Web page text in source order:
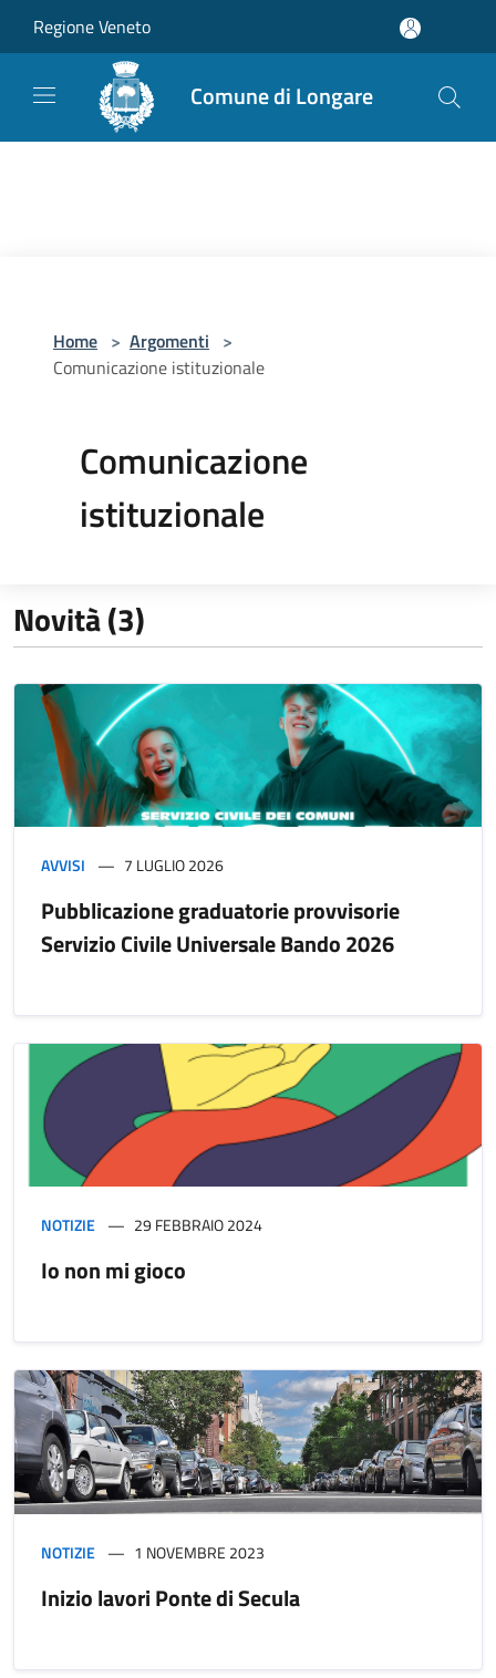
Regione Veneto
Comune di Longare
Home > Argomenti >
Comunicazione istituzionale
Comunicazione
istituzionale
Novità (3)
AVVISI 7 LUGLIO 2026
Pubblicazione graduatorie provvisorie
Servizio Civile Universale Bando 2026
NOTIZIE 29 FEBBRAIO 2024
Io non mi gioco
NOTIZIE 1 NOVEMBRE 2023
Inizio lavori Ponte di Secula